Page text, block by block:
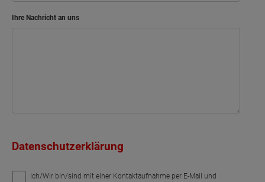
Ihre Nachricht an uns
Datenschutzerklärung
Ich/Wir bin/sind mit einer Kontaktaufnahme per E-Mail und